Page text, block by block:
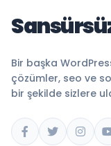
Bir başka
çözümler, seo ve
bir şekilde sizlere